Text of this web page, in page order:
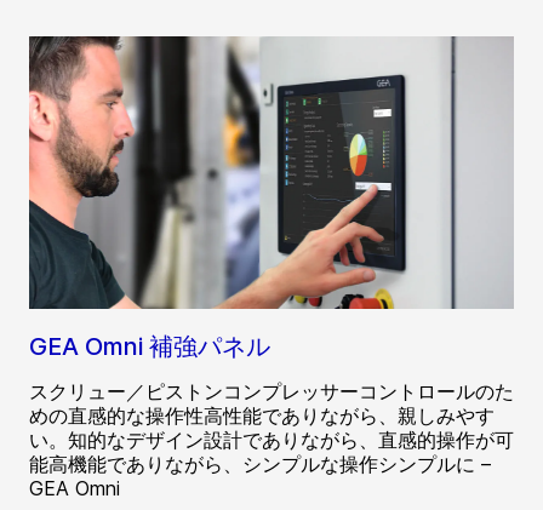
GEA Omni 補強パネル
スクリュー／ピストンコンプレッサーコントロールのた
めの直感的な操作性高性能でありながら、親しみやす
い。知的なデザイン設計でありながら、直感的操作が可
能高機能でありながら、シンプルな操作シンプルに –
GEA Omni